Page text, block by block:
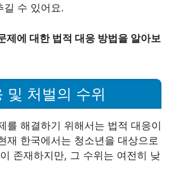
길 수 있어요.
제에 대한 법적 대응 방법을 알아보
및 처벌의 수위
를 해결하기 위해서는 법적 대응이
재 한국에서는 청소년을 대상으로
존재하지만, 그 수위는 여전히 낮